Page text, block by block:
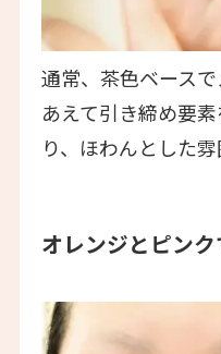
通常、茶色ベースで
あえて引き締め要
り、ほわんとした雰
オレンジとピン